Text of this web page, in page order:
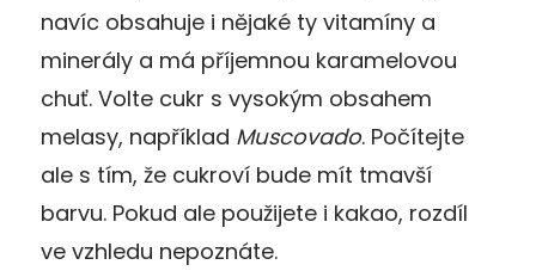
navíc obsahuje i nějaké ty vitamíny a
minerály a má příjemnou karamelovou
chuť. Volte cukr s vysokým obsahem
melasy, například Muscovado. Počítejte
ale s tím, že cukroví bude mít tmavší
barvu. Pokud ale použijete i kakao, rozdíl
ve vzhledu nepoznáte.